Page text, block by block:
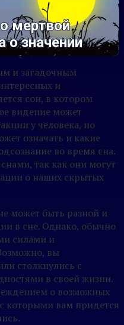
мертвой
о значении
и загадочным
и
сон, в котором
видение может
у человека, но
означать и какие
во время сна.
так как они могут
о наших скрытых
может быть разной и
в сне. Однако, обычно
силами и
вы
столкнулись с
в своей жизни.
о возможных
которыми вам придется